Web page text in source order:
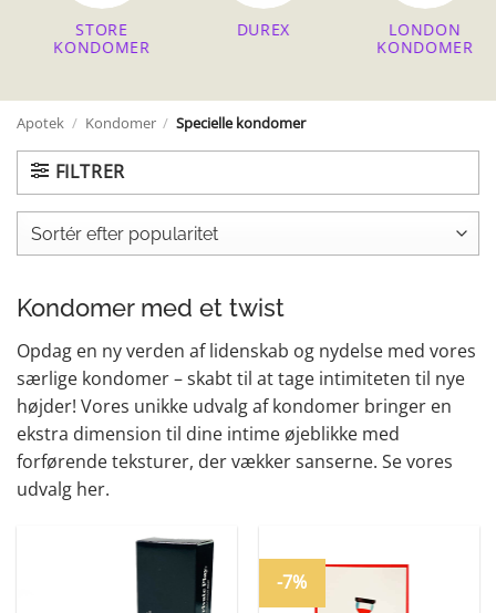
STORE
KONDOMER
DUREX
LONDON
KONDOMER
Apotek / Kondomer / Specielle kondomer
FILTRER
Kondomer med et twist
Opdag en ny verden af lidenskab og nydelse med vores
særlige kondomer – skabt til at tage intimiteten til nye
højder! Vores unikke udvalg af kondomer bringer en
ekstra dimension til dine intime øjeblikke med
forførende teksturer, der vækker sanserne. Se vores
udvalg her.
-7%